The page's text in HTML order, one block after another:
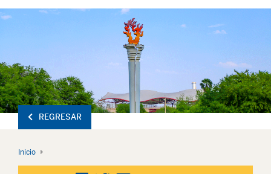
REGRESAR
Inicio